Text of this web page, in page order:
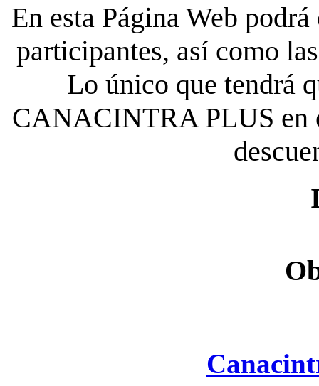
En esta Página Web
participantes, así como
Lo único que tendrá
CANACINTRA PLUS en